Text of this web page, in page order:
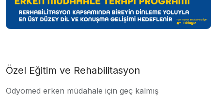
Özel Eğitim ve Rehabilitasyon
Odyomed erken müdahale için geç kalmış